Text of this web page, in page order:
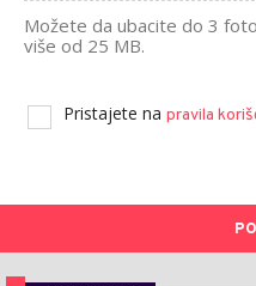
Možete da ubacite do 3
više od 25 MB.
Pristajete na pravila